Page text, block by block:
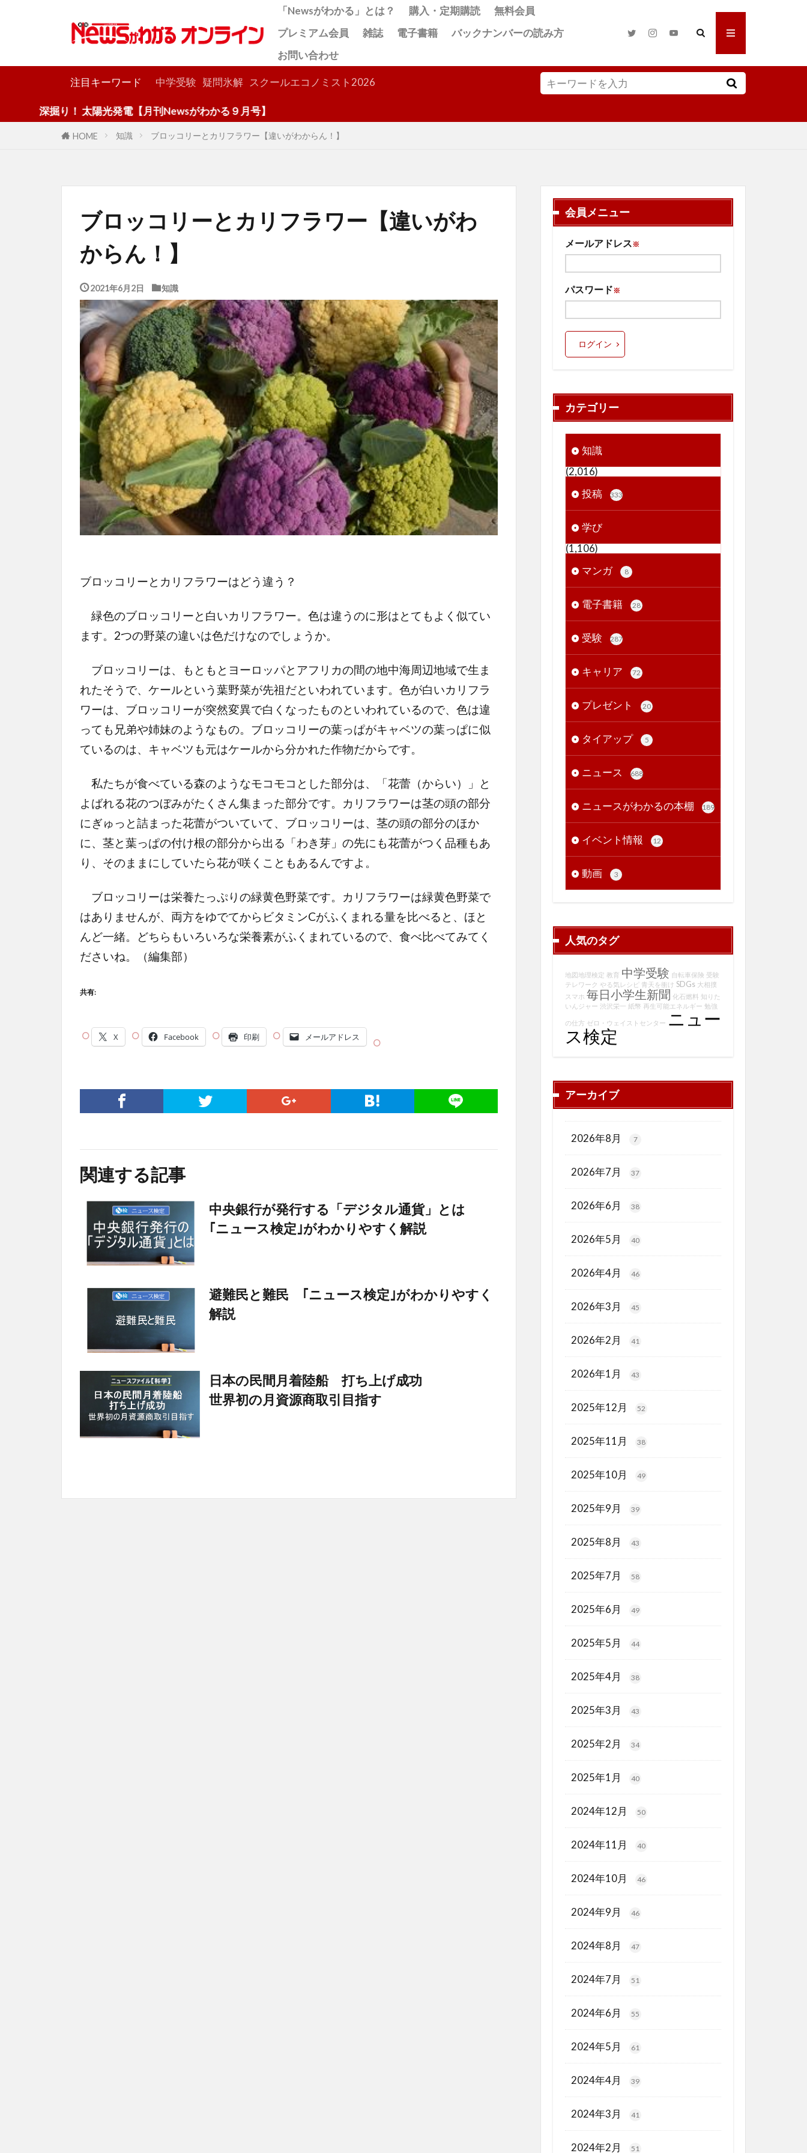
「Newsがわかる」とは？ 購入・定期購読
無料会員
プレミアム会員
雑誌 電子書籍
バックナンバーの読み方
お問い合わせ
注目キーワード 中学受験 疑問氷解 スクールエコノミスト2026
！ 太陽光発電【月刊Newsがわかる９月号】
HOME 知識 ブロッコリーとカリフラワー【違いがわからん！】
ブロッコリーとカリフラワー【違いがわ
からん！】
2021年6月2日 知識
ブロッコリーとカリフラワーはどう違う？
緑色のブロッコリーと白いカリフラワー。色は違うのに形はとてもよく似てい
ます。2つの野菜の違いは色だけなのでしょうか。
ブロッコリーは、もともとヨーロッパとアフリカの間の地中海周辺地域で生ま
れたそうで、ケールという葉野菜が先祖だといわれています。色が白いカリフラ
ワーは、ブロッコリーが突然変異で白くなったものといわれているので、色は違
っても兄弟や姉妹のようなもの。ブロッコリーの葉っぱがキャベツの葉っぱに似
ているのは、キャベツも元はケールから分かれた作物だからです。
私たちが食べている森のようなモコモコとした部分は、「花蕾（からい）」と
よばれる花のつぼみがたくさん集まった部分です。カリフラワーは茎の頭の部分
にぎゅっと詰まった花蕾がついていて、ブロッコリーは、茎の頭の部分のほか
に、茎と葉っぱの付け根の部分から出る「わき芽」の先にも花蕾がつく品種もあ
り、そのままにしていたら花が咲くこともあるんですよ。
ブロッコリーは栄養たっぷりの緑黄色野菜です。カリフラワーは緑黄色野菜で
はありませんが、両方をゆでてからビタミンCがふくまれる量を比べると、ほと
んど一緒。どちらもいろいろな栄養素がふくまれているので、食べ比べてみてく
ださいね。（編集部）
共有:
X Facebook 印刷 メールアドレス
関連する記事
中央銀行が発行する「デジタル通貨」とは
｢ニュース検定｣がわかりやすく解説
避難民と難民 ｢ニュース検定｣がわかりやすく
解説
日本の民間月着陸船 打ち上げ成功
世界初の月資源商取引目指す
会員メニュー
メールアドレス※
パスワード※
ログイン
カテゴリー
知識
(2,016)
投稿
333
学び
(1,106)
マンガ
8
電子書籍 28
受験 287
キャリア 72
プレゼント 20
タイアップ 5
ニュース 688
ニュースがわかるの本棚 189
イベント情報 12
動画 3
人気のタグ
地図地理検定 教育 中学受験 自転車保険 受験
テレワーク やる気レシピ 青天を衝け SDGs 大相撲
スマホ 毎日小学生新聞 化石燃料 知りた
いんジャー 渋沢栄一 紙幣 再生可能エネルギー 勉強
の仕方 ゼロ・ウェイストセンター ニュー
ス検定
アーカイブ
2026年8月 7
2026年7月 37
2026年6月 38
2026年5月 40
2026年4月 46
2026年3月 45
2026年2月 41
2026年1月 43
2025年12月 52
2025年11月 38
2025年10月 49
2025年9月 39
2025年8月 43
2025年7月 58
2025年6月 49
2025年5月 44
2025年4月 38
2025年3月 43
2025年2月 34
2025年1月 40
2024年12月 50
2024年11月 40
2024年10月 46
2024年9月 46
2024年8月 47
2024年7月 51
2024年6月 55
2024年5月 61
2024年4月 39
2024年3月 41
2024年2月 51
検索